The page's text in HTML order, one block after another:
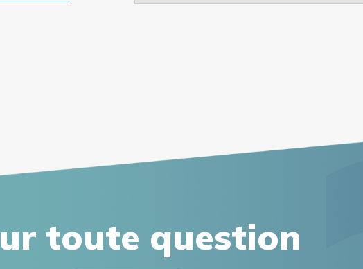
toute question